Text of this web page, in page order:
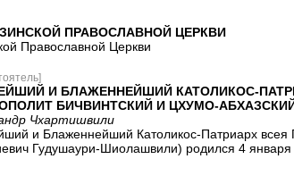
ПРАВОСЛАВНОЙ ЦЕРКВИ
Православной Церкви
И БЛАЖЕННЕЙШИЙ КАТОЛИКОС-
БИЧВИНТСКИЙ И ЦХУМО-
Чхартишвили
и Блаженнейший Католикос-Патриарх
Гудушаури-Шиолашвили) родился 4 января